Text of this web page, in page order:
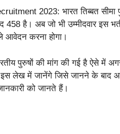
2023: भारत तिब्बत
458 है। अब जो भी उम्मीदवार इस
आवेदन करना होगा।
पुरुषों की मांग की गई है ऐसे में
इस लेख में जानेंगे जिसे जानने के
को जानते हैं।